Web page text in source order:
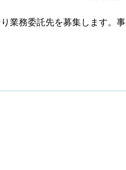
業務委託先を募集します。事